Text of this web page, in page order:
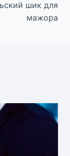
шик для
мажора